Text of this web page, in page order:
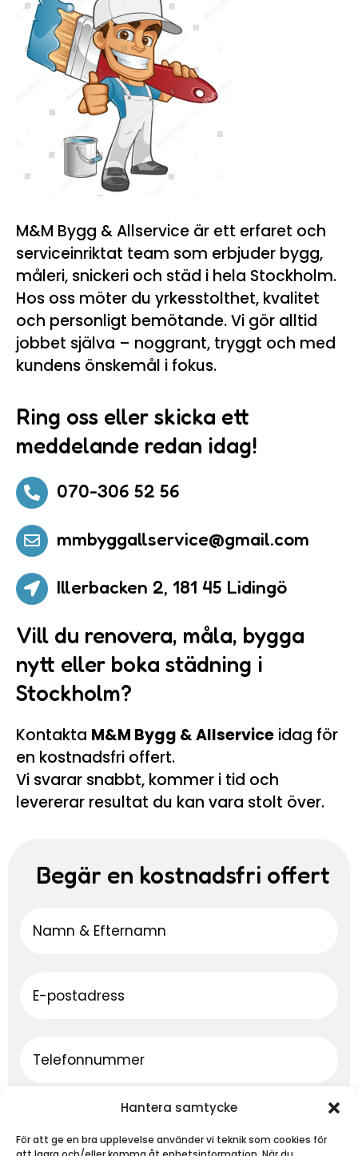
Hantera samtycke
För att ge en bra upplevelse använder vi teknik som cookies för
M&M Bygg & Allservice är ett erfaret och
serviceinriktat team som erbjuder bygg,
måleri, snickeri och städ i hela Stockholm.
Hos oss möter du yrkesstolthet, kvalitet
och personligt bemötande. Vi gör alltid
jobbet själva – noggrant, tryggt och med
kundens önskemål i fokus.
Ring oss eller skicka ett
meddelande redan idag!
 070-306 52 56
 mmbyggallservice@gmail.com
 Illerbacken 2, 181 45 Lidingö
Vill du renovera, måla, bygga
nytt eller boka städning i
Stockholm?
Kontakta M&M Bygg & Allservice idag för
en kostnadsfri offert.
Vi svarar snabbt, kommer i tid och
levererar resultat du kan vara stolt över.
Begär en kostnadsfri offert